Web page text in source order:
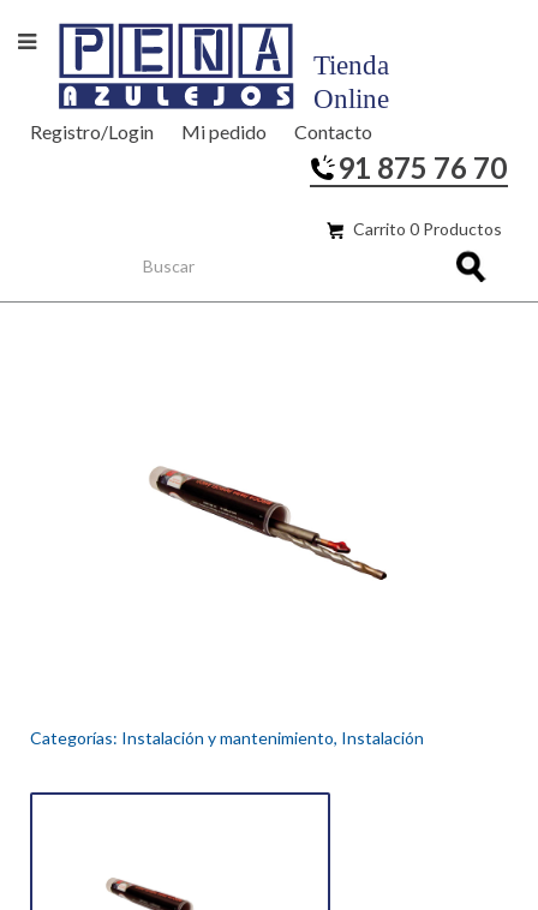
Registro/Login Mi pedido Contacto
91 875 76 70
Carrito 0 Productos
Categorías: Instalación y mantenimiento, Instalación